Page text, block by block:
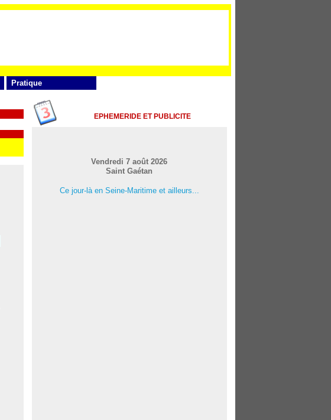
Pratique
EPHEMERIDE ET PUBLICITE
Vendredi 7 août 2026
Saint Gaétan
Ce jour-là en Seine-Maritime et ailleurs...